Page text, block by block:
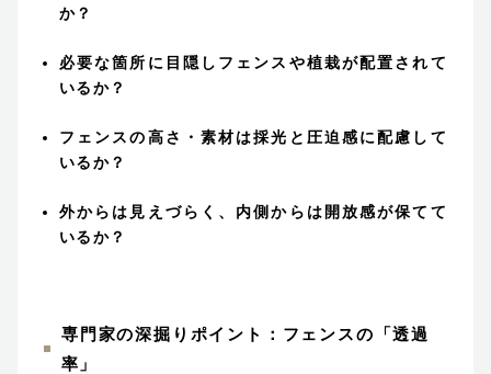
か？
必要な箇所に目隠しフェンスや植栽が配置されて
いるか？
フェンスの高さ・素材は採光と圧迫感に配慮して
いるか？
外からは見えづらく、内側からは開放感が保てて
いるか？
専門家の深掘りポイント：フェンスの「透過
率」